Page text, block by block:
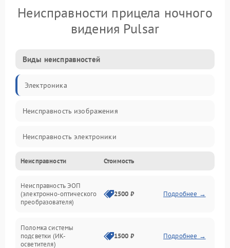
Неисправности прицела ночного
видения Pulsar
Виды неисправностей
Электроника
Неисправность изображения
Неисправность электроники
Механические повреждения
Неисправность управления
Оптика
Неисправности Стоимость
Неисправность ЭОП
(электронно-оптического
преобразователя)
2500 ₽ Подробнее →
Поломка системы
подсветки (ИК-
осветителя)
1500 ₽ Подробнее →